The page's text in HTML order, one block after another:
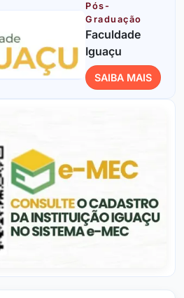
Pós-
Graduação
Faculdade
Iguaçu
SAIBA MAIS